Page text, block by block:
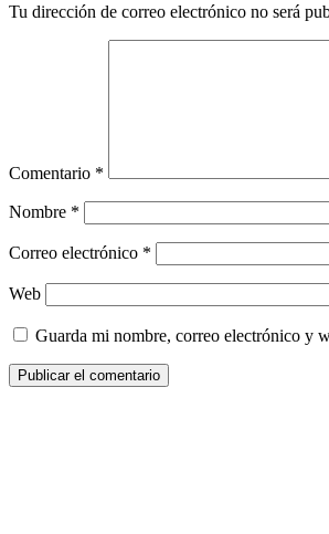
Tu dirección de correo electrónico no será
Comentario *
Nombre *
Correo electrónico *
Web
Guarda mi nombre, correo electrónico y